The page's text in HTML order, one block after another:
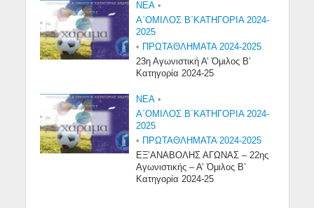
NEA •
Α΄ΟΜΙΛΟΣ Β΄ΚΑΤΗΓΟΡΙΑ 2024-
2025
•
ΠΡΩΤΑΘΛΗΜΑΤΑ 2024-2025
23η Αγωνιστική Α’ Όμιλος Β’
Κατηγορία 2024-25
NEA •
Α΄ΟΜΙΛΟΣ Β΄ΚΑΤΗΓΟΡΙΑ 2024-
2025
•
ΠΡΩΤΑΘΛΗΜΑΤΑ 2024-2025
ΕΞ’ΑΝΑΒΟΛΗΣ ΑΓΩΝΑΣ – 22ης
Αγωνιστικής – Α’ Όμιλος Β’
Κατηγορία 2024-25